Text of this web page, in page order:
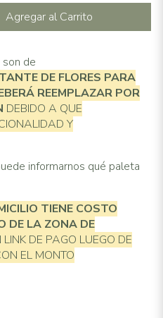
Agregar al Carrito
de
DE FLORES PARA
REEMPLAZAR POR
DEBIDO A QUE
Y
informarnos qué paleta
TIENE COSTO
DE LA ZONA DE
DE PAGO LUEGO DE
EL MONTO